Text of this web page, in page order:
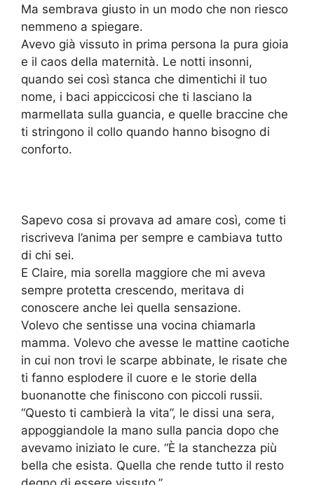
Ma sembrava giusto in un modo che non riesco
nemmeno a spiegare.
Avevo già vissuto in prima persona la pura gioia
e il caos della maternità. Le notti insonni,
quando sei così stanca che dimentichi il tuo
nome, i baci appiccicosi che ti lasciano la
marmellata sulla guancia, e quelle braccine che
ti stringono il collo quando hanno bisogno di
conforto.
Sapevo cosa si provava ad amare così, come ti
riscriveva l’anima per sempre e cambiava tutto
di chi sei.
E Claire, mia sorella maggiore che mi aveva
sempre protetta crescendo, meritava di
conoscere anche lei quella sensazione.
Volevo che sentisse una vocina chiamarla
mamma. Volevo che avesse le mattine caotiche
in cui non trovi le scarpe abbinate, le risate che
ti fanno esplodere il cuore e le storie della
buonanotte che finiscono con piccoli russii.
“Questo ti cambierà la vita”, le dissi una sera,
appoggiandole la mano sulla pancia dopo che
avevamo iniziato le cure. “È la stanchezza più
bella che esista. Quella che rende tutto il resto